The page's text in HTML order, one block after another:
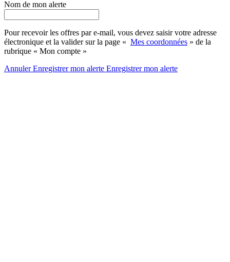
Nom de mon alerte
Pour recevoir les offres par e-mail, vous devez saisir votre adresse
électronique et la valider sur la page « Mes coordonnées » de la
rubrique « Mon compte »
AnnulerEnregistrer mon alerte Enregistrermon alerte